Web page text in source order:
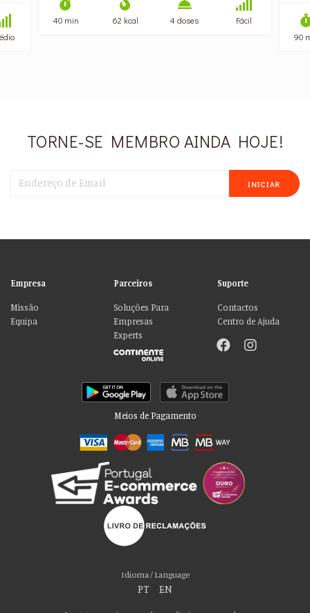
40 min 62 kcal 4 doses Fácil
90
TORNE-SE MEMBRO AINDA HOJE!
INICIAR
Empresa
Missão
Equipa
Parceiros
Soluções Para
Empresas
Experts
Suporte
Contactos
Centro de Ajuda
Meios de Pagamento
Idioma / Language
PT EN
Por favor aceite as nossas deliciosas
Usamos cookies para personalizar conteúdo e anúncios, fornecer recursos
de mídia social e analisar nosso tráfego. Também compartilhamos